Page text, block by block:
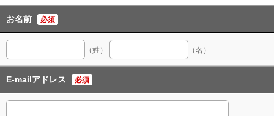
お名前 必須
（姓） （名）
E-mailアドレス 必須